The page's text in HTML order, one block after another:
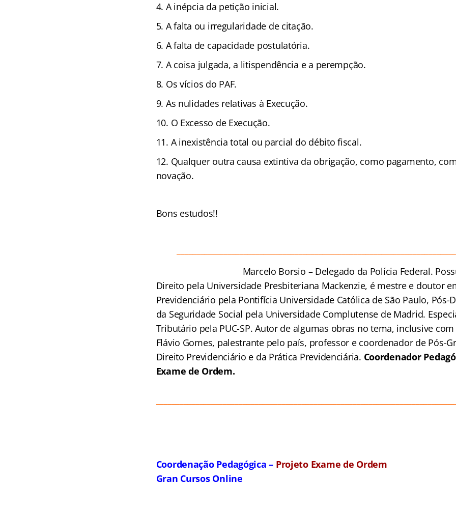
A inépcia da petição inicial.
A falta ou irregularidade de citação.
A falta de capacidade postulatória.
A coisa julgada, a litispendência e a perempção.
Os vícios do PAF.
As nulidades relativas à Execução.
O Excesso de Execução.
A inexistência total ou parcial do débito fiscal.
Qualquer outra causa extintiva da obrigação, como pagamento,
novação.
Bons estudos!!
Marcelo Borsio – Delegado da Polícia Federal.
Direito pela Universidade Presbiteriana Mackenzie, é mestre e doutor
Previdenciário pela Pontifícia Universidade Católica de São Paulo, Pós-
da Seguridade Social pela Universidade Complutense de Madrid.
Tributário pela PUC-SP. Autor de algumas obras no tema, inclusive com
Flávio Gomes, palestrante pelo país, professor e coordenador de Pós-
Direito Previdenciário e da Prática Previdenciária. Coordenador
Exame de Ordem.
Coordenação Pedagógica – Projeto Exame de Ordem
Gran Cursos Online